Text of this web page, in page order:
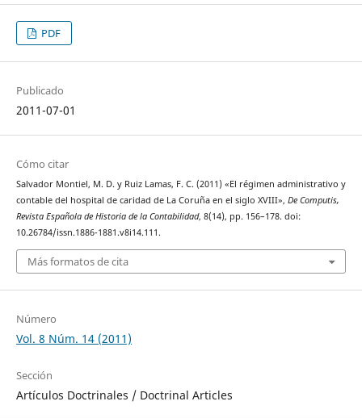
PDF
Publicado
2011-07-01
Cómo citar
Salvador Montiel, M. D. y Ruiz Lamas, F. C. (2011) «El régimen administrativo y
contable del hospital de caridad de La Coruña en el siglo XVIII», De Computis,
Revista Española de Historia de la Contabilidad, 8(14), pp. 156–178. doi:
10.26784/issn.1886-1881.v8i14.111.
Más formatos de cita
Número
Vol. 8 Núm. 14 (2011)
Sección
Artículos Doctrinales / Doctrinal Articles